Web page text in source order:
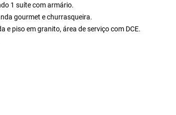
1 suíte com armário.
gourmet e churrasqueira.
e piso em granito, área de serviço com DCE.